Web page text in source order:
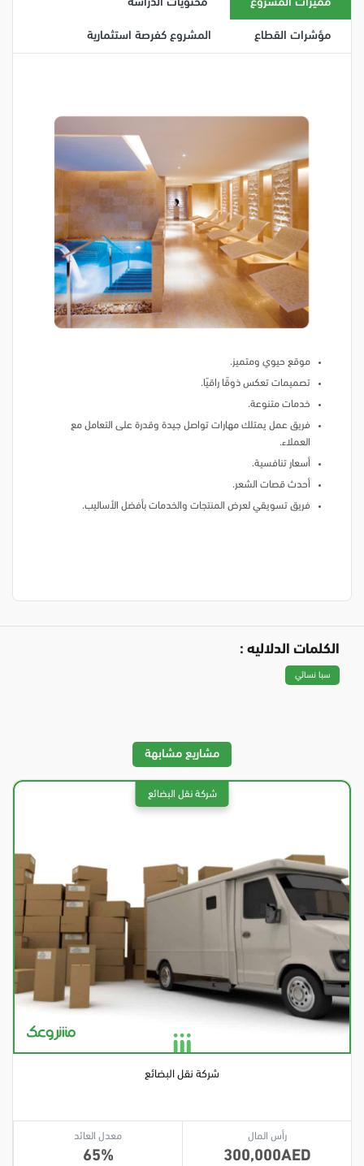
مميزات المشروع محتويات الدراسة
مؤشرات القطاع المشروع كفرصة استثمارية
موقع حيوي ومتميز.
تصميمات تعكس ذوقًا راقيًا.
خدمات متنوعة.
فريق عمل يمتلك مهارات تواصل جيدة وقدرة على التعامل مع
العملاء.
أسعار تنافسية.
أحدث قصات الشعر.
فريق تسويقي لعرض المنتجات والخدمات بأفضل الأساليب.
الكلمات الدلاليه :
سبا نسائي
مشاريع مشابهة
شركة نقل البضائع
رأس المال
300,000
معدل العائد
65